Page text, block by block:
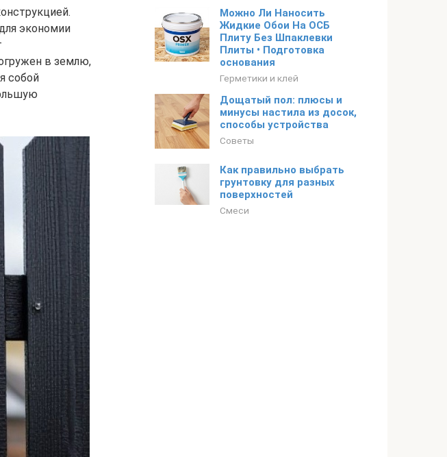
экономии
в землю,
собой
Можно Ли Наносить
Жидкие Обои На ОСБ
Плиту Без Шпаклевки
Плиты • Подготовка
основания
Герметики и клей
Дощатый пол: плюсы и
минусы настила из досок,
способы устройства
Советы
Как правильно выбрать
грунтовку для разных
поверхностей
Смеси